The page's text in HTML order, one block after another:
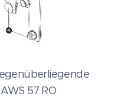
57 RO